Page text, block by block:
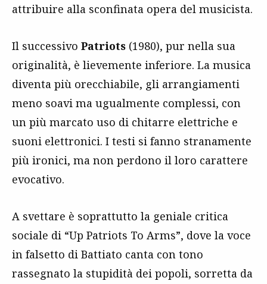
attribuire alla sconfinata opera del musicista.
Il successivo Patriots (1980), pur nella sua
originalità, è lievemente inferiore. La musica
diventa più orecchiabile, gli arrangiamenti
meno soavi ma ugualmente complessi, con
un più marcato uso di chitarre elettriche e
suoni elettronici. I testi si fanno stranamente
più ironici, ma non perdono il loro carattere
evocativo.
A svettare è soprattutto la geniale critica
sociale di “Up Patriots To Arms”, dove la voce
in falsetto di Battiato canta con tono
rassegnato la stupidità dei popoli, sorretta da